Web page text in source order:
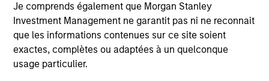
Je comprends également que Morgan Stanley
Investment Management ne garantit pas ni ne reconnait
que les informations contenues sur ce site soient
exactes, complètes ou adaptées à un quelconque
usage particulier.
May not represent all Team Members.